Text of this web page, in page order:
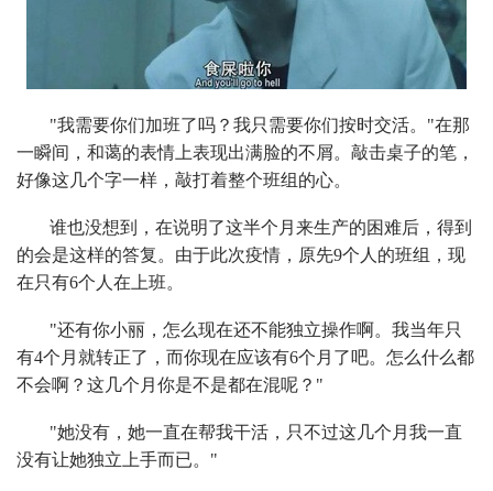
"我需要你们加班了吗？我只需要你们按时交活。"在那
一瞬间，和蔼的表情上表现出满脸的不屑。敲击桌子的笔，
好像这几个字一样，敲打着整个班组的心。
谁也没想到，在说明了这半个月来生产的困难后，得到
的会是这样的答复。由于此次疫情，原先9个人的班组，现
在只有6个人在上班。
"还有你小丽，怎么现在还不能独立操作啊。我当年只
有4个月就转正了，而你现在应该有6个月了吧。怎么什么都
不会啊？这几个月你是不是都在混呢？"
"她没有，她一直在帮我干活，只不过这几个月我一直
没有让她独立上手而已。"